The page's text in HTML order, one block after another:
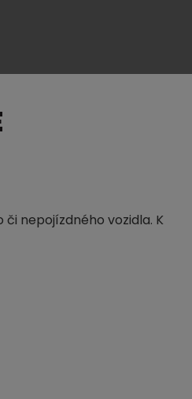
nepojízdného vozidla. K